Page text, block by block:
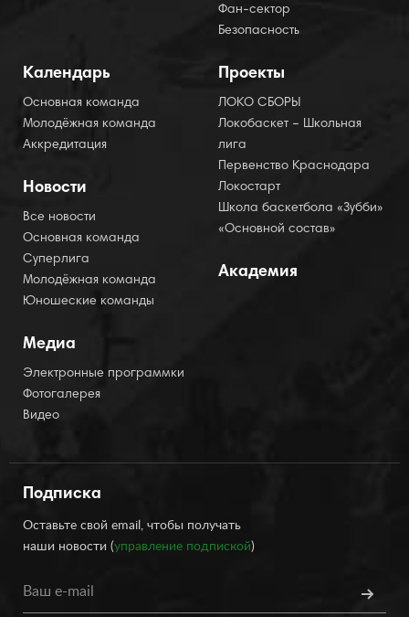
Фан-сектор
Безопасность
Календарь
Основная команда
Молодёжная команда
Аккредитация
Новости
Все новости
Основная команда
Суперлига
Молодёжная команда
Юношеские команды
Медиа
Электронные программки
Фотогалерея
Видео
Проекты
ЛОКО СБОРЫ
Локобаскет – Школьная
лига
Первенство Краснодара
Локостарт
Школа баскетбола «Зубби»
«Основной состав»
Академия
Подписка
Оставьте свой email, чтобы получать
наши новости (управление подпиской)